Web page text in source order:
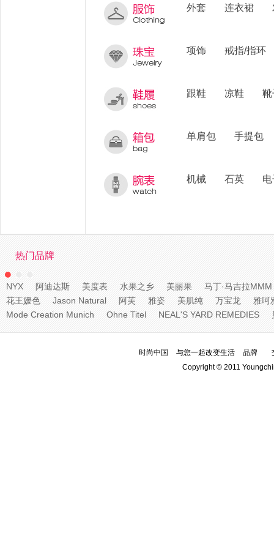
外套 连衣裙
项饰 戒指/指环
跟鞋 凉鞋 靴
单肩包 手提包
机械 石英
热门品牌
NYX 阿迪达斯 美度表 水果之乡 美丽果
马丁·马吉拉MMM
花王嫒色
Jason Natural 阿芙 雅姿 美肌纯 万宝龙
雅呵
Mode Creation Munich
Ohne Titel NEAL'S YARD REMEDIES
时尚中国 与您一起改变生活 品牌
Copyright © 2011